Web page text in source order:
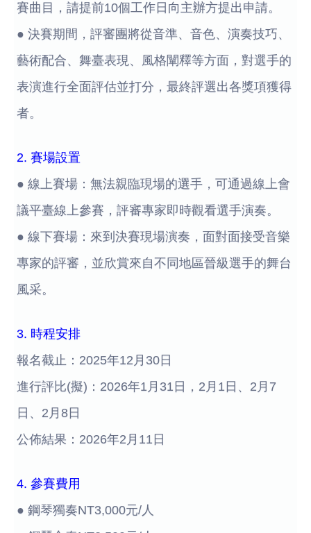
賽曲目，請提前10個工作日向主辦方提出申請。
● 決賽期間，評審團將從音準、音色、演奏技巧、
藝術配合、舞臺表現、風格闡釋等方面，對選手的
表演進行全面評估並打分，最終評選出各獎項獲得
者。
2. 賽場設置
● 線上賽場：無法親臨現場的選手，可通過線上會
議平臺線上參賽，評審專家即時觀看選手演奏。
● 線下賽場：來到決賽現場演奏，面對面接受音樂
專家的評審，並欣賞來自不同地區晉級選手的舞台
風采。
3. 時程安排
報名截止：2025年12月30日
進行評比(擬)：2026年1月31日，2月1日、2月7
日、2月8日
公佈結果：2026年2月11日
4. 參賽費用
● 鋼琴獨奏NT3,000元/人